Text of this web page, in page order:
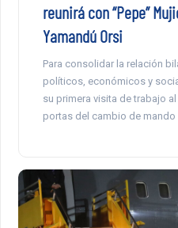
reunirá con “Pepe”
Yamandú Orsi
Para consolidar la relación
políticos, económicos y
su primera visita de trabajo
portas del cambio de mando